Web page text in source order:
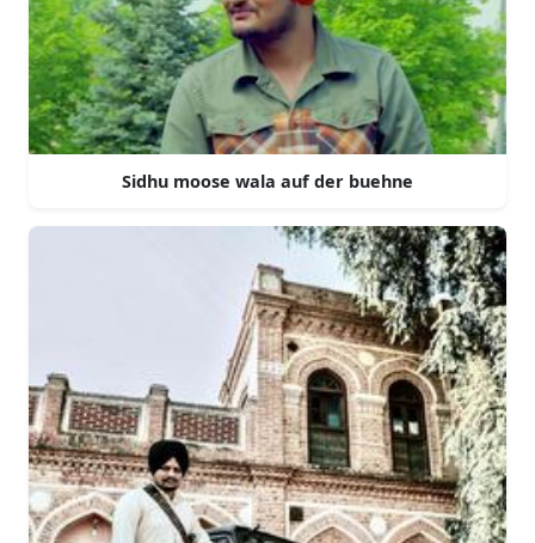
Sidhu moose wala auf der buehne